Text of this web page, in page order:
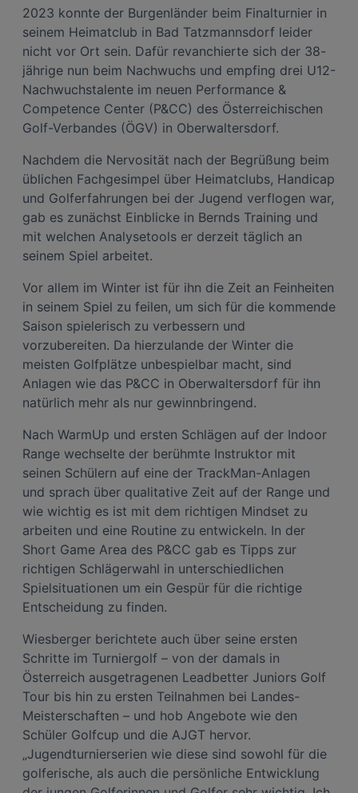
2023 konnte der Burgenländer beim Finalturnier in
seinem Heimatclub in Bad Tatzmannsdorf leider
nicht vor Ort sein. Dafür revanchierte sich der 38-
jährige nun beim Nachwuchs und empfing drei U12-
Nachwuchstalente im neuen Performance &
Competence Center (P&CC) des Österreichischen
Golf-Verbandes (ÖGV) in Oberwaltersdorf.
Nachdem die Nervosität nach der Begrüßung beim
üblichen Fachgesimpel über Heimatclubs, Handicap
und Golferfahrungen bei der Jugend verflogen war,
gab es zunächst Einblicke in Bernds Training und
mit welchen Analysetools er derzeit täglich an
seinem Spiel arbeitet.
Vor allem im Winter ist für ihn die Zeit an Feinheiten
in seinem Spiel zu feilen, um sich für die kommende
Saison spielerisch zu verbessern und
vorzubereiten. Da hierzulande der Winter die
meisten Golfplätze unbespielbar macht, sind
Anlagen wie das P&CC in Oberwaltersdorf für ihn
natürlich mehr als nur gewinnbringend.
Nach WarmUp und ersten Schlägen auf der Indoor
Range wechselte der berühmte Instruktor mit
seinen Schülern auf eine der TrackMan-Anlagen
und sprach über qualitative Zeit auf der Range und
wie wichtig es ist mit dem richtigen Mindset zu
arbeiten und eine Routine zu entwickeln. In der
Short Game Area des P&CC gab es Tipps zur
richtigen Schlägerwahl in unterschiedlichen
Spielsituationen um ein Gespür für die richtige
Entscheidung zu finden.
Wiesberger berichtete auch über seine ersten
Schritte im Turniergolf – von der damals in
Österreich ausgetragenen Leadbetter Juniors Golf
Tour bis hin zu ersten Teilnahmen bei Landes-
Meisterschaften – und hob Angebote wie den
Schüler Golfcup und die AJGT hervor.
„Jugendturnierserien wie diese sind sowohl für die
golferische, als auch die persönliche Entwicklung